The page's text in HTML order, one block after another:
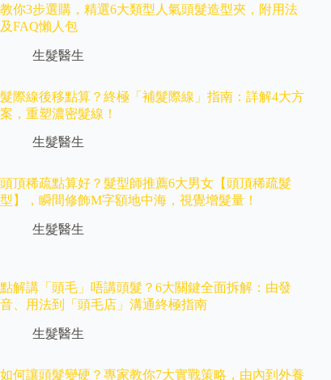
教你3步選購，精選6大類型人氣頭髮造型夾，附用法
及FAQ懶人包
生髮醫生
髮際線後移點算？終極「補髮際線」指南：詳解4大方
案，重塑濃密髮線！
生髮醫生
頭頂稀疏點算好？髮型師推薦6大男女【頭頂稀疏髮
型】，瞬間修飾M字額地中海，視覺增髮量！
生髮醫生
點解講「頭毛」唔講頭髮？6大關鍵全面拆解：由發
音、用法到「頭毛店」溝通終極指南
生髮醫生
如何讓頭髮變硬？專家教你7大實戰策略，由內到外養